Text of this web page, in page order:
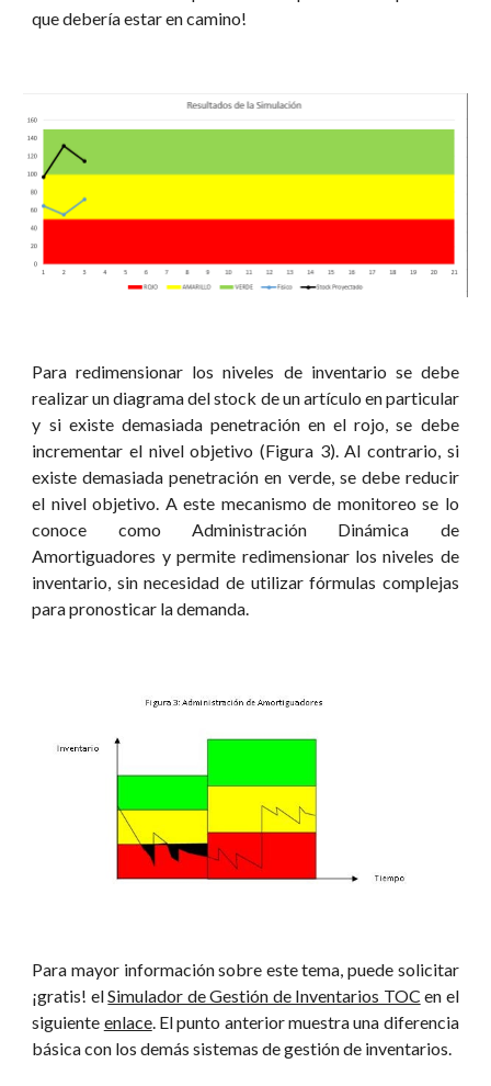
que debería estar en camino!
Para redimensionar los niveles de inventario se debe
realizar un diagrama del stock de un artículo en particular
y si existe demasiada penetración en el rojo, se debe
incrementar el nivel objetivo (Figura 3). Al contrario, si
existe demasiada penetración en verde, se debe reducir
el nivel objetivo. A este mecanismo de monitoreo se lo
conoce como Administración Dinámica de
Amortiguadores y permite redimensionar los niveles de
inventario, sin necesidad de utilizar fórmulas complejas
para pronosticar la demanda.
Para mayor información sobre este tema, puede solicitar
¡gratis! elSimulador de Gestión de Inventarios TOC en el
siguiente enlace. El punto anterior muestra una diferencia
básica con los demás sistemas de gestión de inventarios.